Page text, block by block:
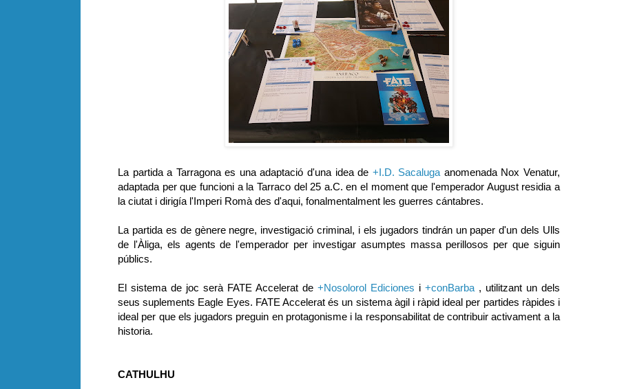
La partida a Tarragona es una adaptació d'una idea de +I.D. Sacaluga anomenada Nox Venatur,
adaptada per que funcioni a la Tarraco del 25 a.C. en el moment que l'emperador August residia a
la ciutat i dirigía l'Imperi Romà des d'aqui, fonalmentalment les guerres cántabres.
La partida es de gènere negre, investigació criminal, i els jugadors tindrán un paper d'un dels Ulls
de l'Àliga, els agents de l'emperador per investigar asumptes massa perillosos per que siguin
públics.
El sistema de joc serà FATE Accelerat de +Nosolorol Ediciones i +conBarba , utilitzant un dels
seus suplements Eagle Eyes. FATE Accelerat és un sistema àgil i ràpid ideal per partides ràpides i
ideal per que els jugadors preguin en protagonisme i la responsabilitat de contribuir activament a la
historia.
CATHULHU